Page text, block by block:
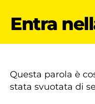
Entra
Questa parola è
stata svuotata di